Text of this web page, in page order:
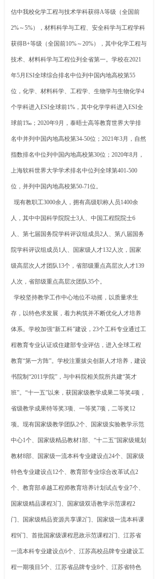
估中我校化学工程与技术学科获得A等级（全国前
2%～5%），材料科学与工程、安全科学与工程学科
获得B+等级（全国前10%～20%），其中化学工程与
技术、材料科学与工程位列全省第一。学校在2021
年5月ESI全球综合排名中位列中国内地高校第55
位，化学、材料科学、工程学、生物学与生物化学4
个学科进入ESI全球前1%，其中化学学科进入ESI全
球前1‰；2020年9月，泰晤士高等教育世界大学排
名中并列中国内地高校第34-50位；2021年3月，自然
指数排名中位列中国内地高校第30位；2020年8月，
上海软科世界大学学术排名中位列全球第401-500
位，并列中国内地高校第50-71位。
现有教职工3000余人，拥有高级职称人员1400余
人，其中中国科学院院士3人、中国工程院院士6
人、第七届国务院学科评议组成员2人、第八届国务
院学科评议组成员1人、国家级人才132人次，国家
级高层次人才团队13个，省部级重点高层次人才139
人次，省部级重点高层次团队35个。
学校坚持教学工作中心地位不动摇，以质量求生
存，以特色求发展，着力构筑并不断优化人才培养
体系。学校加强“新工科”建设，23个工科专业通过工
程教育专业认证或住建部专业评估，进入全球工程
教育“第一方阵”。学校注重拔尖创新人才培养，建设
书院制“2011学院”，与中科院相关院所共建“英才
班”。“十一五”以来，获国家级教学成果二等奖4项，
省级教学成果特等奖3项、一等奖7项，二等奖12
项。现有国家级教学团队2个、国家级实验教学示范
中心1个、国家级精品教材1部、“十二五”国家级规划
教材8部、国家级一流本科专业建设点24个、国家级
特色专业建设点12个、教育部专业综合改革试点2
个、教育部卓越工程师教育培养计划试点专业7个、
国家级精品课程3门、国家级双语教学示范课程2
门、国家级精品资源共享课2门、国家级一流本科课
程9门、首批国家级课程思政示范课程2门、江苏省
一流本科专业建设点6个、江苏高校品牌专业建设工
程一期项目5个、江苏省品牌专业8个、江苏省特色